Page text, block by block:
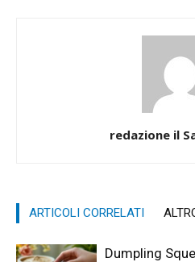
redazione il
ARTICOLI CORRELATI
Dumpling